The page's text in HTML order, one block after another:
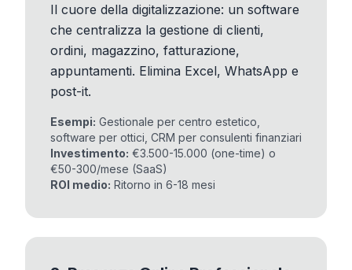
Il cuore della digitalizzazione: un software
che centralizza la gestione di clienti,
ordini, magazzino, fatturazione,
appuntamenti. Elimina Excel, WhatsApp e
post-it.
Esempi: Gestionale per centro estetico,
software per ottici, CRM per consulenti finanziari
Investimento: €3.500-15.000 (one-time) o
€50-300/mese (SaaS)
ROI medio: Ritorno in 6-18 mesi